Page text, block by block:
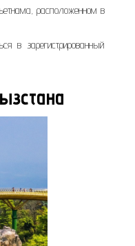
расположенном в
в зарегистрированный